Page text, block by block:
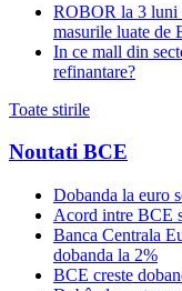
ROBOR la 3 luni
masurile luate de
In ce mall din
refinantare?
Toate stirile
Noutati BCE
Dobanda la euro
Acord intre BCE
Banca Centrala
dobanda la 2%
BCE creste